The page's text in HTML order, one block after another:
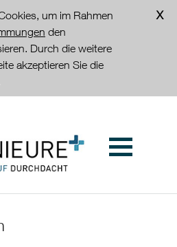
um im Rahmen
den
Durch die weitere
akzeptieren Sie die